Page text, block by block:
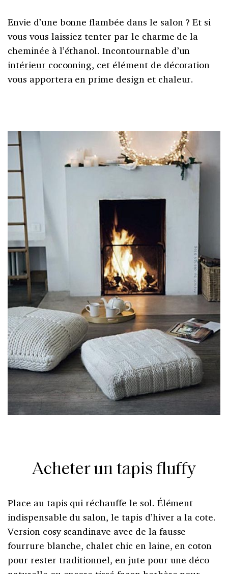
Envie d’une bonne flambée dans le salon ? Et si
vous vous laissiez tenter par le charme de la
cheminée à l’éthanol. Incontournable d’un
intérieur cocooning, cet élément de décoration
vous apportera en prime design et chaleur.
Acheter un tapis fluffy
Place au tapis qui réchauffe le sol. Élément
indispensable du salon, le tapis d’hiver a la cote.
Version cosy scandinave avec de la fausse
fourrure blanche, chalet chic en laine, en coton
pour rester traditionnel, en jute pour une déco